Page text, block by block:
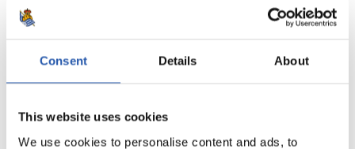
Consent Details About
This website uses cookies
We use cookies to personalise content and ads, to
amistoso